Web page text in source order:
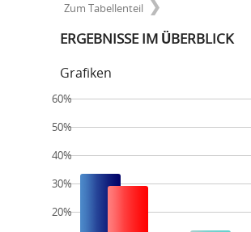
Zum Tabellenteil
ERGEBNISSE IM ÜBERBLICK
Grafiken
60%
50%
40%
30%
20%